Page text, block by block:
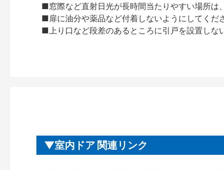
■窓際など直射日光が長時間当たりやすい場所は
■扉に油分や薬品など付着しないようにしてくだ
■上り口など段差のあるところに引戸を設置しな
室内ドア 関連リンク